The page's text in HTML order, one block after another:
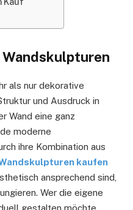
als nur dekorative
und Ausdruck in
Wand eine ganz
moderne
ihre Kombination aus
kaufen
ansprechend sind,
Wer die eigene